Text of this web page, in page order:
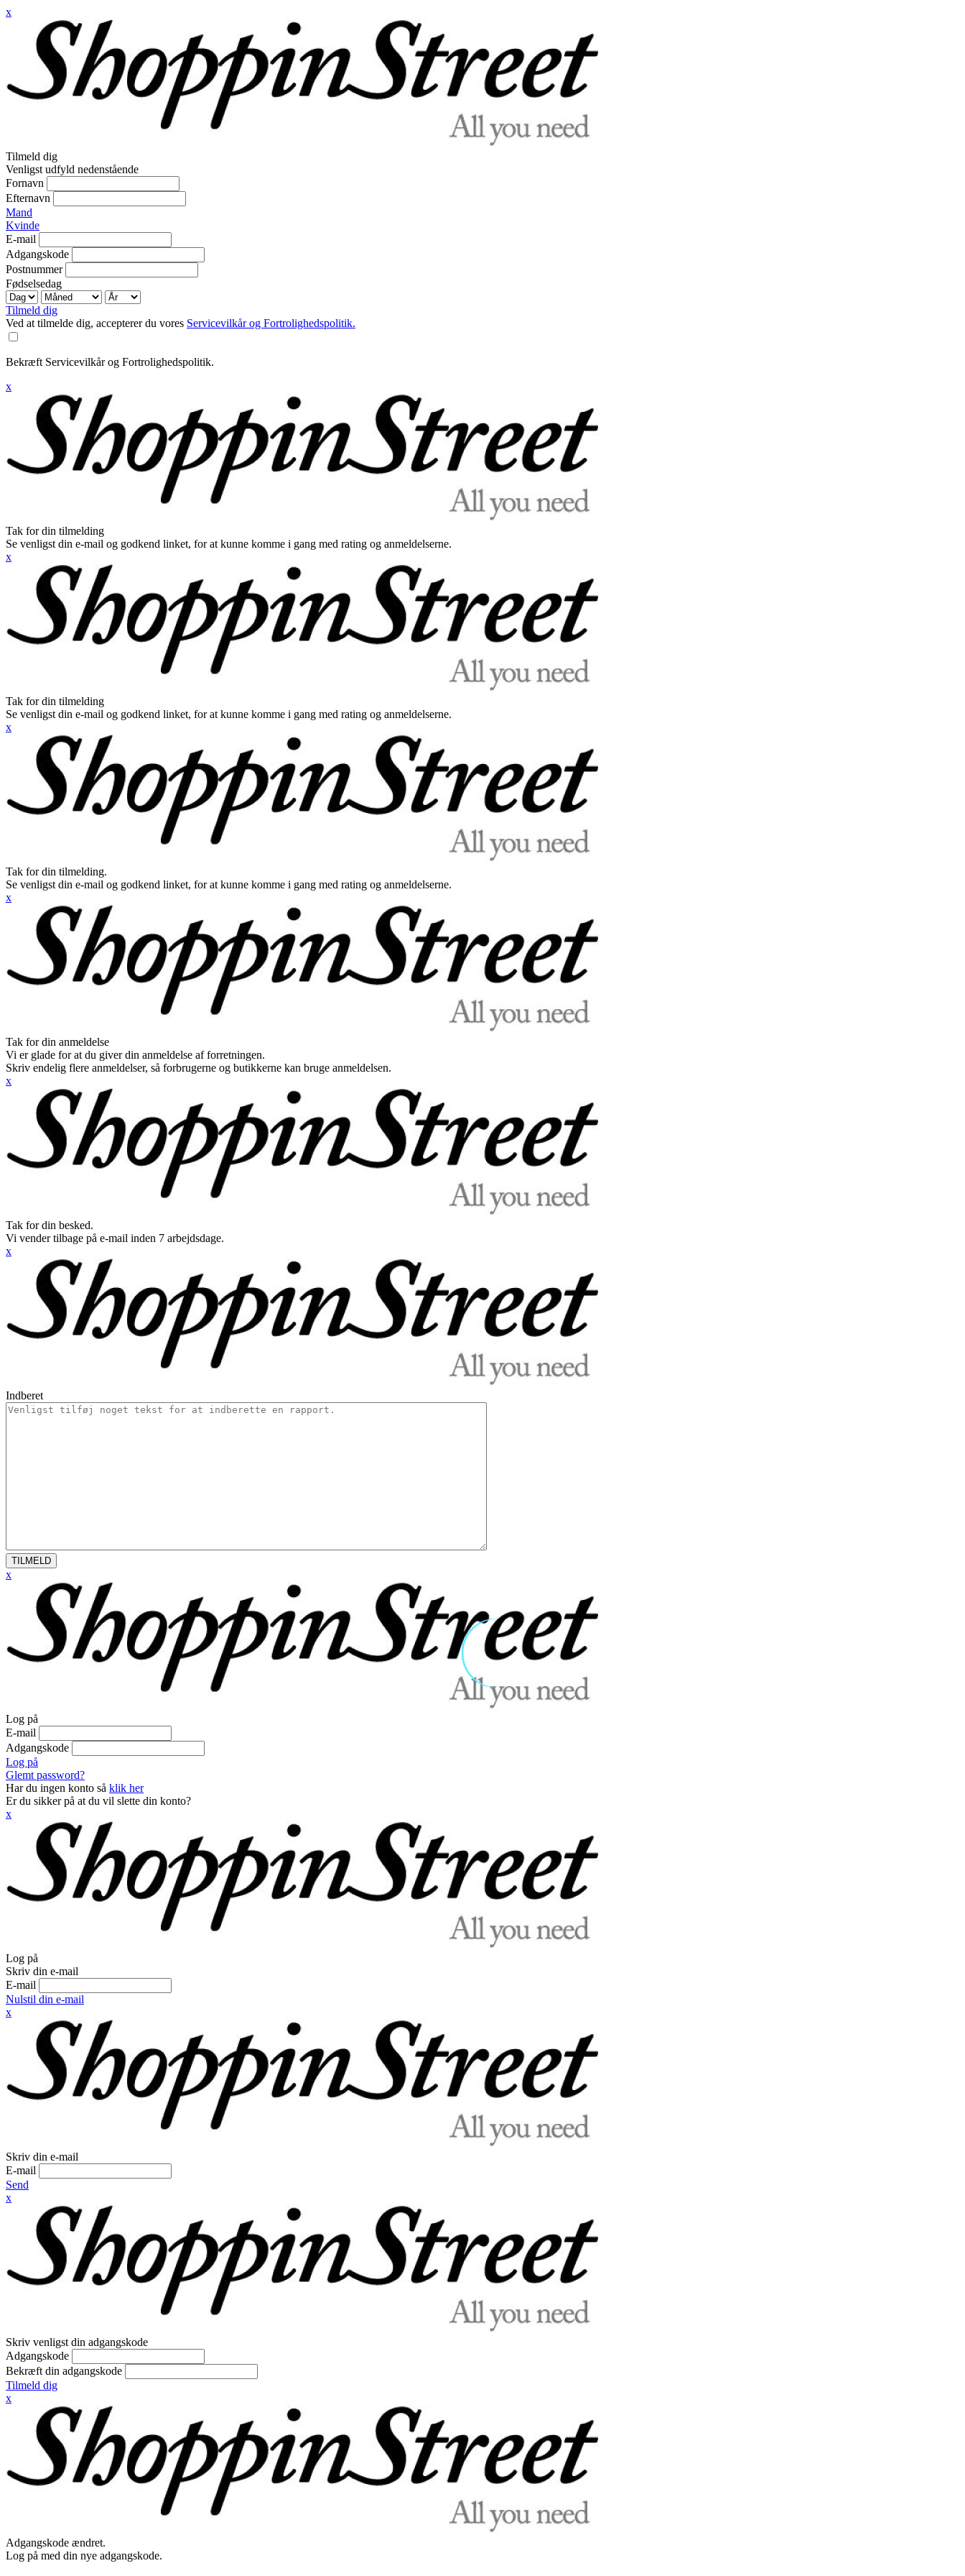
x
Tilmeld dig
Venligst udfyld nedenstående
Fornavn
Efternavn
Mand
Kvinde
E-mail
Adgangskode
Postnummer
Fødselsedag
Tilmeld dig
Ved at tilmelde dig, accepterer du vores Servicevilkår og Fortrolighedspolitik.
Bekræft Servicevilkår og Fortrolighedspolitik.
x
Tak for din tilmelding
Se venligst din e-mail og godkend linket, for at kunne komme i gang med rating og anmeldelserne.
x
Tak for din tilmelding
Se venligst din e-mail og godkend linket, for at kunne komme i gang med rating og anmeldelserne.
x
Tak for din tilmelding.
Se venligst din e-mail og godkend linket, for at kunne komme i gang med rating og anmeldelserne.
x
Tak for din anmeldelse
Vi er glade for at du giver din anmeldelse af forretningen.
Skriv endelig flere anmeldelser, så forbrugerne og butikkerne kan bruge anmeldelsen.
x
Tak for din besked.
Vi vender tilbage på e-mail inden 7 arbejdsdage.
x
Indberet
TILMELD
x
Log på
E-mail
Adgangskode
Log på
Glemt password?
Har du ingen konto så klik her
Er du sikker på at du vil slette din konto?
x
Log på
Skriv din e-mail
E-mail
Nulstil din e-mail
x
Skriv din e-mail
E-mail
Send
x
Skriv venligst din adgangskode
Adgangskode
Bekræft din adgangskode
Tilmeld dig
x
Adgangskode ændret.
Log på med din nye adgangskode.